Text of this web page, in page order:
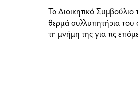
Το Διοικητικό
θερμά συλλυπητήρια του
τη μνήμη της για τις